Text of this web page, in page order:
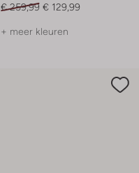
€ 259,99 € 129,99
+ meer kleuren